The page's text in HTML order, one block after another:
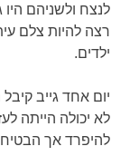
לנצח ולשניהם
רצה להיות צלם
ילדים.
יום אחד גייב
לא יכולה הייתה
להיפרד אך